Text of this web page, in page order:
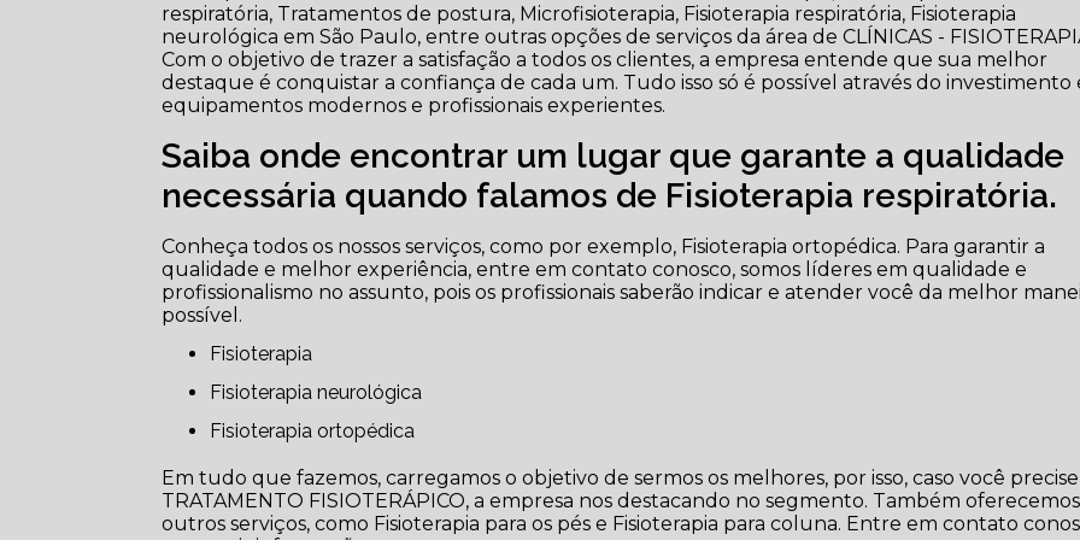
respiratória, Tratamentos de postura, Microfisioterapia, Fisioterapia respiratória, Fisioterapia
neurológica em São Paulo, entre outras opções de serviços da área de CLÍNICAS -
Com o objetivo de trazer a satisfação a todos os clientes, a empresa entende que sua melhor
destaque é conquistar a confiança de cada um. Tudo isso só é possível através do investimento
equipamentos modernos e profissionais experientes.
Saiba onde encontrar um lugar que garante a qualidade
necessária quando falamos de Fisioterapia respiratória.
Conheça todos os nossos serviços, como por exemplo, Fisioterapia ortopédica. Para garantir a
qualidade e melhor experiência, entre em contato conosco, somos líderes em qualidade e
profissionalismo no assunto, pois os profissionais saberão indicar e atender você da melhor
possível.
Fisioterapia
Fisioterapia neurológica
Fisioterapia ortopédica
Em tudo que fazemos, carregamos o objetivo de sermos os melhores, por isso, caso você
TRATAMENTO FISIOTERÁPICO, a empresa nos destacando no segmento. Também oferecemos
outros serviços, como Fisioterapia para os pés e Fisioterapia para coluna. Entre em contato